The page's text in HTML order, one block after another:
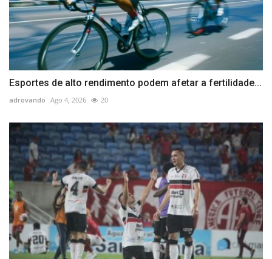
Esportes de alto rendimento podem afetar a fertilidade...
adrovando Ago 4, 2026 20